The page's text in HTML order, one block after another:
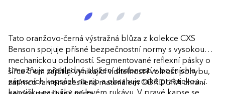
Tato oranžovo-černá výstražná blůza z kolekce CXS
Benson spojuje přísné bezpečnostní normy s vysokou
mechanickou odolností. Segmentované reflexní pásky o
šířce 5 cm zajišťují vynikající viditelnost i volnost pohybu,
zatímco ramena zesílená materiálem CORDURA chrání
Umožňuje přehledné uložení drobností v bočních a
náprsních kapsách na zip a obsahuje také praktickou